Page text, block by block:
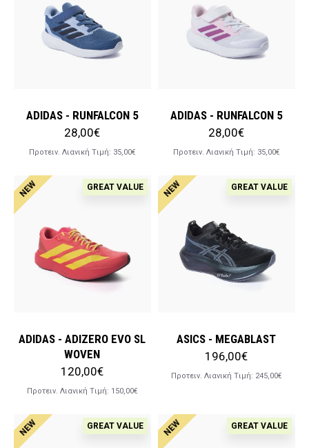
ADIDAS - RUNFALCON 5
28,00€
Προτειν. Λιανική Tιμή: 35,00€
ADIDAS - RUNFALCON 5
28,00€
Προτειν. Λιανική Tιμή: 35,00€
NEW GREAT VALUE
ADIDAS - ADIZERO EVO SL
WOVEN
120,00€
Προτειν. Λιανική Tιμή: 150,00€
NEW GREAT VALUE
ASICS - MEGABLAST
196,00€
Προτειν. Λιανική Tιμή: 245,00€
NEW GREAT VALUE NEW GREAT VALUE